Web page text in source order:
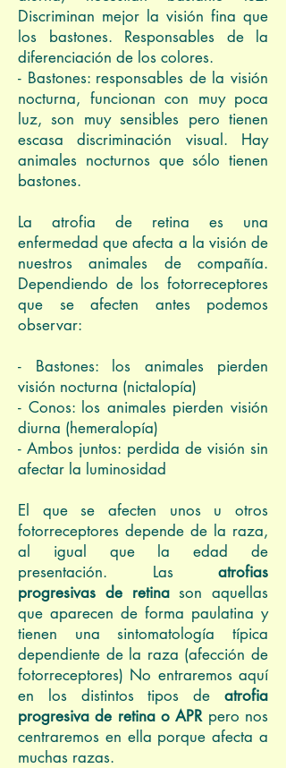
Discriminan mejor la visión fina que
los bastones. Responsables de la
diferenciación de los colores.
- Bastones: responsables de la visión
nocturna, funcionan con muy poca
luz, son muy sensibles pero tienen
escasa discriminación visual. Hay
animales nocturnos que sólo tienen
bastones.
La atrofia de retina es una
enfermedad que afecta a la visión de
nuestros animales de compañía.
Dependiendo de los fotorreceptores
que se afecten antes podemos
observar:
- Bastones: los animales pierden
visión nocturna (nictalopía)
- Conos: los animales pierden visión
diurna (hemeralopía)
- Ambos juntos: perdida de visión sin
afectar la luminosidad
El que se afecten unos u otros
fotorreceptores depende de la raza,
al igual que la edad de
presentación. Las atrofias
progresivas de retinason aquellas
que aparecen de forma paulatina y
tienen una sintomatología típica
dependiente de la raza (afección de
fotorreceptores) No entraremos aquí
en los distintos tipos de atrofia
progresiva de retina o APRpero nos
centraremos en ella porque afecta a
muchas razas.